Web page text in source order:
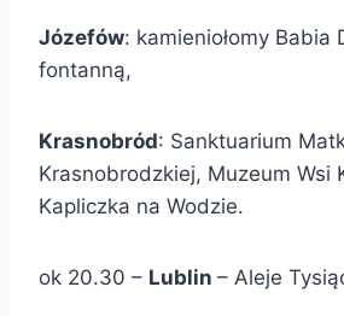
Józefów: kamieniołomy Babia
fontanną,
Krasnobród: Sanktuarium
Krasnobrodzkiej, Muzeum Wsi
Kapliczka na Wodzie.
ok 20.30 – Lublin – Aleje